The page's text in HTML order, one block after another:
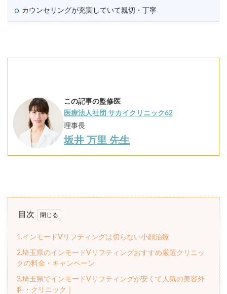
カウンセリングが充実していて親切・丁寧
この記事の監修医
医療法人社団 サカイクリニック62
理事長
坂井 万里 先生
目次
1.インモードVリフティングは切らない小顔治療
2.埼玉県のインモードVリフティングおすすめ厳選クリニッ
クの料金・キャンペーン
3.埼玉県でインモードVリフティングが安くて人気の美容外
科・クリニック｜